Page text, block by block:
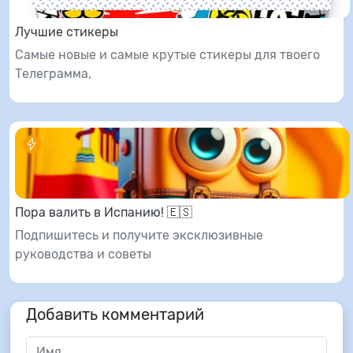
Лучшие стикеры
Самые новые и самые крутые стикеры для твоего
Телеграмма,
Пора валить в Испанию! 🇪🇸
Подпишитесь и получите эксклюзивные
руководства и советы
Добавить комментарий